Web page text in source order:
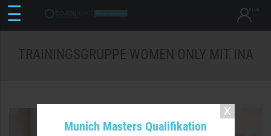
Munich Masters Qualifikation
TRAININGSGRUPPE WOMEN ONLY MIT INA